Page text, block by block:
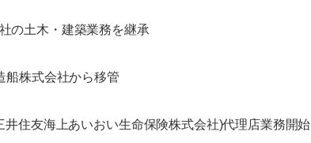
の土木・建築業務を継承
船株式会社から移管
住友海上あいおい生命保険株式会社)代理店業務開始